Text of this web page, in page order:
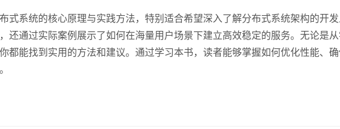
式系统的核心原理与实践方法，特别适合希望深入了解分布式系统架构的开发
还通过实际案例展示了如何在海量用户场景下建立高效稳定的服务。无论是
都能找到实用的方法和建议。通过学习本书，读者能够掌握如何优化性能、